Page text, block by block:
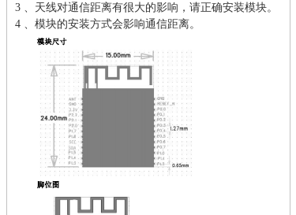
3 、天线对通信距离有很大的影响，请正确安装模块。
4 、模块的安装方式会影响通信距离。